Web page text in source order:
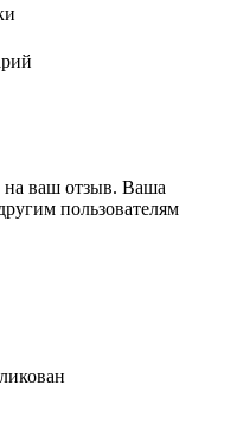
на ваш отзыв. Ваша
пользователям